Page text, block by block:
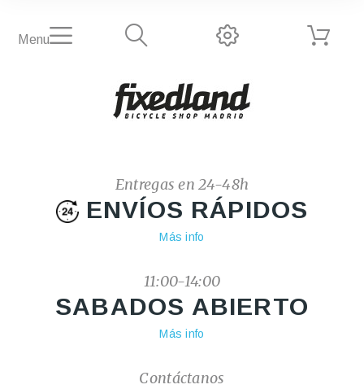
Menu
Entregas en 24-48h
ENVÍOS RÁPIDOS
Más info
11:00-14:00
SABADOS ABIERTO
Más info
Contáctanos